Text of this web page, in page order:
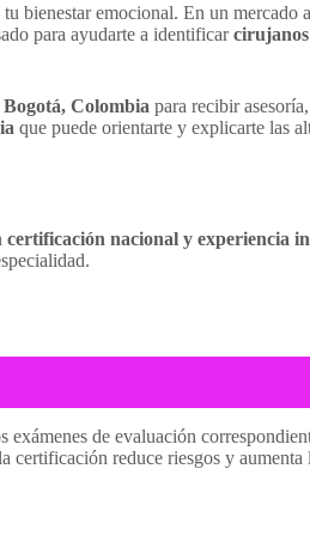
bienestar emocional. En un
para ayudarte a identificarcirujanos
Colombia para recibir
que puede orientarte y explicarte las
certificación nacional y experiencia
de evaluación
certificación reduce riesgos y